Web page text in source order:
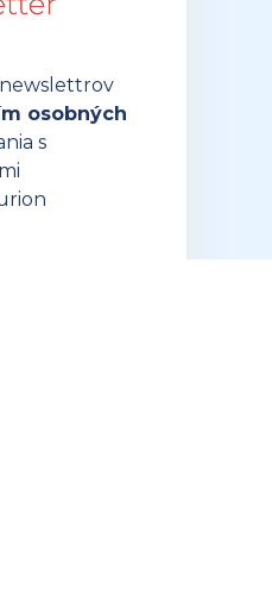
osobných
s